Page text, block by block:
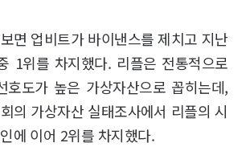
면 업비트가 바이낸스를 제치고 지난
1위를 차지했다. 리플은 전통적으로
호도가 높은 가상자산으로 꼽히는데,
의 가상자산 실태조사에서 리플의 시
에 이어 2위를 차지했다.